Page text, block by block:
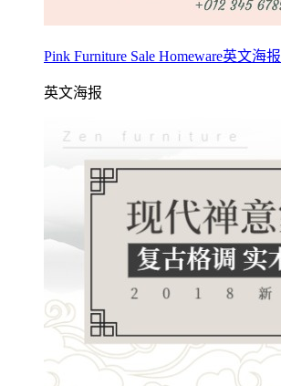
Pink Furniture Sale Homeware英文海报
英文海报